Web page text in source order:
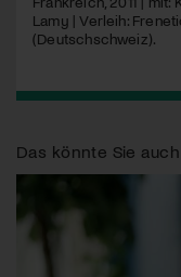
Lamy | Verleih:
(Deutschschweiz).
Das könnte Sie